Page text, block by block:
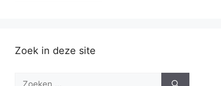
Zoek in deze site
Zoek